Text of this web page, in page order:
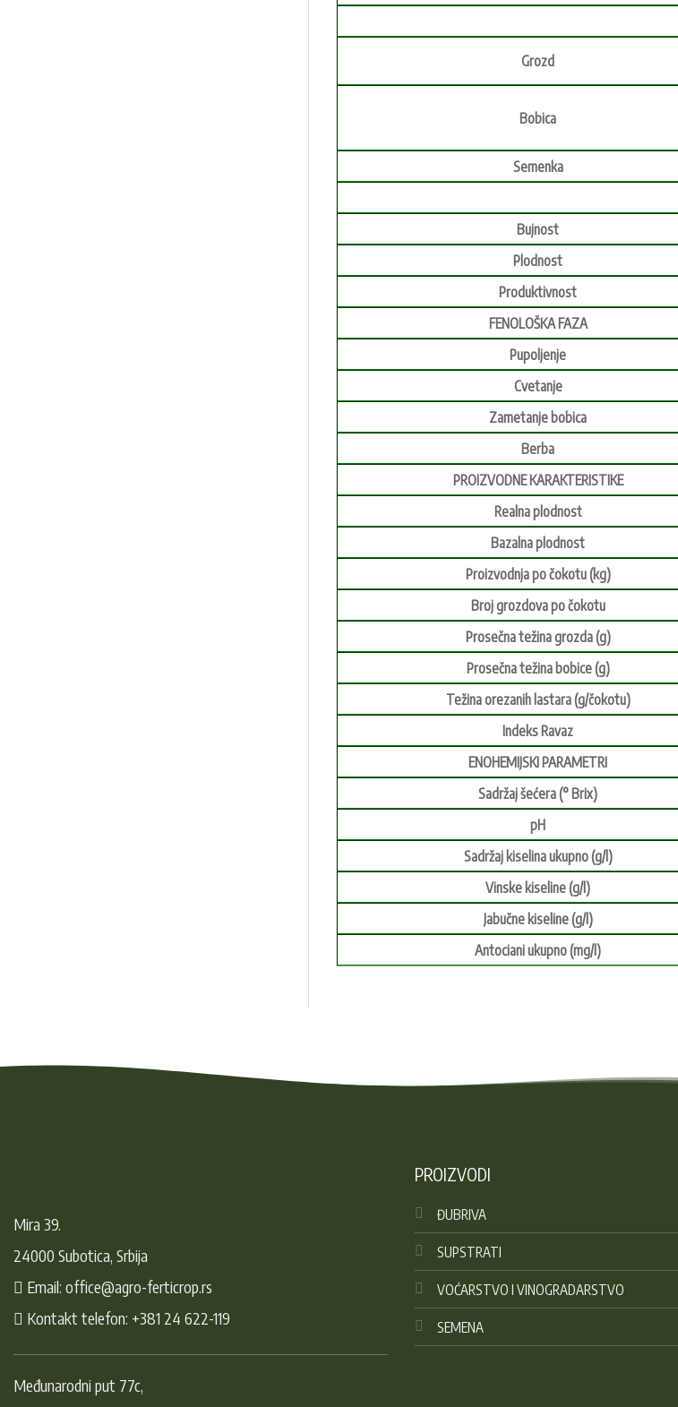
Grozd
Bobica
Semenka
Bujnost
Plodnost
Produktivnost
FENOLOŠKA FAZA
Pupoljenje
Cvetanje
Zametanje bobica
Berba
PROIZVODNE KARAKTERISTIKE
Realna plodnost
Bazalna plodnost
Proizvodnja po čokotu (kg)
Broj grozdova po čokotu
Prosečna težina grozda (g)
Prosečna težina bobice (g)
Težina orezanih lastara (g/čokotu)
Indeks Ravaz
ENOHEMIJSKI PARAMETRI
Sadržaj šećera (° Brix)
pH
Sadržaj kiselina ukupno (g/l)
Vinske kiseline (g/l)
Jabučne kiseline (g/l)
Antociani ukupno (mg/l)
Mira 39.
24000 Subotica, Srbija
Email: office@agro-ferticrop.rs
Kontakt telefon: +381 24 622-119
Međunarodni put 77c,
PROIZVODI
ĐUBRIVA
SUPSTRATI
VOĆARSTVO I VINOGRADARSTVO
SEMENA